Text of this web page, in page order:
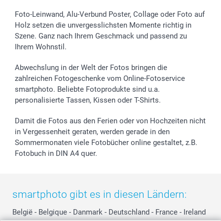
Sticker & Etiketten
Geschenk-Gutscheine (PDF)
Presse
Partnerprogramme
Investor Relations
Widerrufsrecht
Kommunion & Konfirmation
Hochzeit
Geburtstag
Zu allen Anlässen
48h Lieferung
Zahlungsmöglichkeiten
Anmelden /Registrieren
Status der Bestellung
smartfriends
smartgarantie
smartbonus
Foto-Leinwand, Alu-Verbund Poster, Collage oder Foto auf
Holz setzen die unvergesslichsten Momente richtig in
Szene. Ganz nach Ihrem Geschmack und passend zu
Ihrem Wohnstil.
Abwechslung in der Welt der Fotos bringen die
zahlreichen Fotogeschenke vom Online-Fotoservice
smartphoto. Beliebte Fotoprodukte sind u.a.
personalisierte Tassen, Kissen oder T-Shirts.
Damit die Fotos aus den Ferien oder von Hochzeiten nicht
in Vergessenheit geraten, werden gerade in den
Sommermonaten viele Fotobücher online gestaltet, z.B.
Fotobuch in DIN A4 quer.
smartphoto gibt es in diesen Ländern:
België - Belgique - Danmark - Deutschland - France - Ireland